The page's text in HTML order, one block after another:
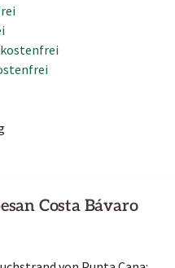
kostenfrei
Costa Bávaro